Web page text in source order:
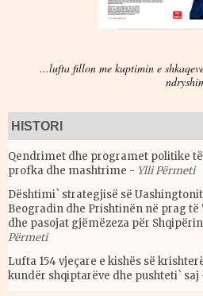
...lufta fillon me kuptimin e
Qendrimet dhe programet politike
profka dhe mashtrime - Ylli Përmeti
Dështimi` strategjisë së
Beogradin dhe Prishtinën në prag të
dhe pasojat gjëmëzeza për
Përmeti
Lufta 154 vjeçare e kishës së
kundër shqiptarëve dhe pushteti` saj